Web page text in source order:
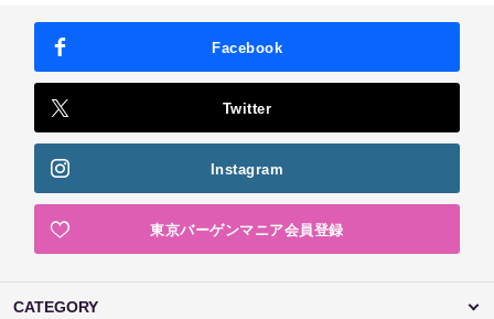
Facebook
Twitter
Instagram
東京バーゲンマニア会員登録
CATEGORY